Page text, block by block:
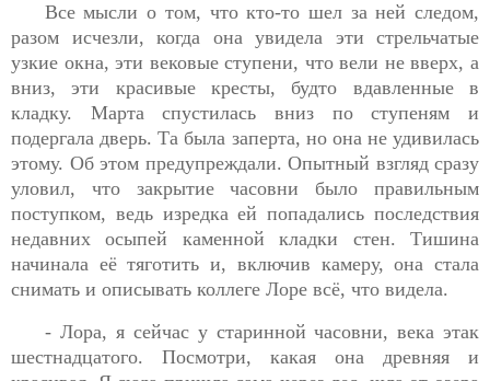
Все мысли о том, что кто-то шел за ней следом,
разом исчезли, когда она увидела эти стрельчатые
узкие окна, эти вековые ступени, что вели не вверх, а
вниз, эти красивые кресты, будто вдавленные в
кладку. Марта спустилась вниз по ступеням и
подергала дверь. Та была заперта, но она не удивилась
этому. Об этом предупреждали. Опытный взгляд сразу
уловил, что закрытие часовни было правильным
поступком, ведь изредка ей попадались последствия
недавних осыпей каменной кладки стен. Тишина
начинала её тяготить и, включив камеру, она стала
снимать и описывать коллеге Лоре всё, что видела.
- Лора, я сейчас у старинной часовни, века этак
шестнадцатого. Посмотри, какая она древняя и